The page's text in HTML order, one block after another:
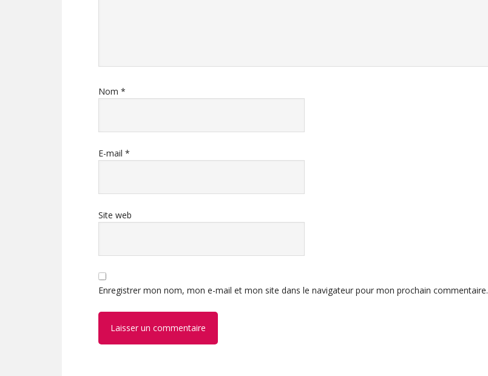
Nom *
E-mail *
Site web
Enregistrer mon nom, mon e-mail et mon site dans le navigateur pour mon prochain commentaire.